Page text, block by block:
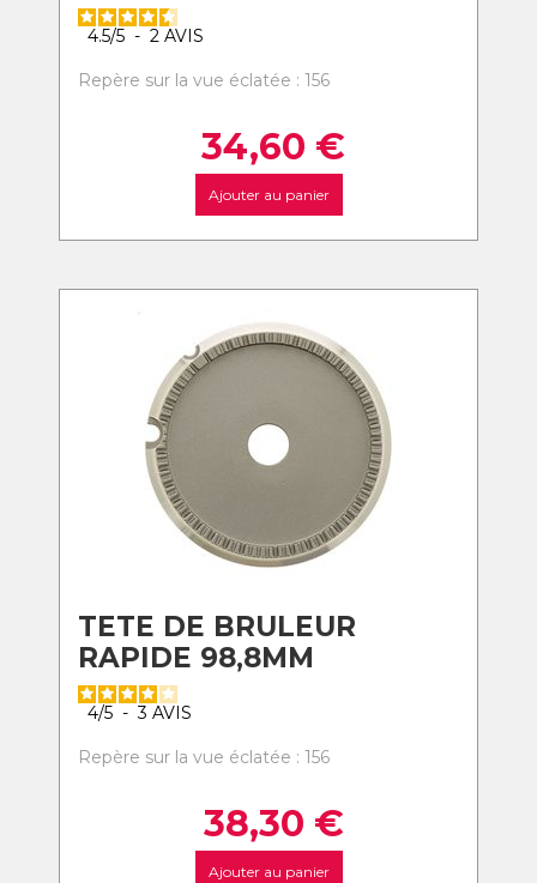
4.5/5 - 2 AVIS
Repère sur la vue éclatée : 156
34,60 €
Ajouter au panier
TETE DE BRULEUR
RAPIDE 98,8MM
4/5 - 3 AVIS
Repère sur la vue éclatée : 156
38,30 €
Ajouter au panier